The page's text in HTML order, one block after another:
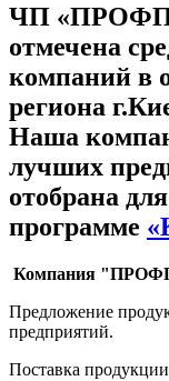
ЧП
отмечена
компаний в
региона
Наша
лучших
отобрана
программе
Компания
Предложение
предприятий.
Поставка